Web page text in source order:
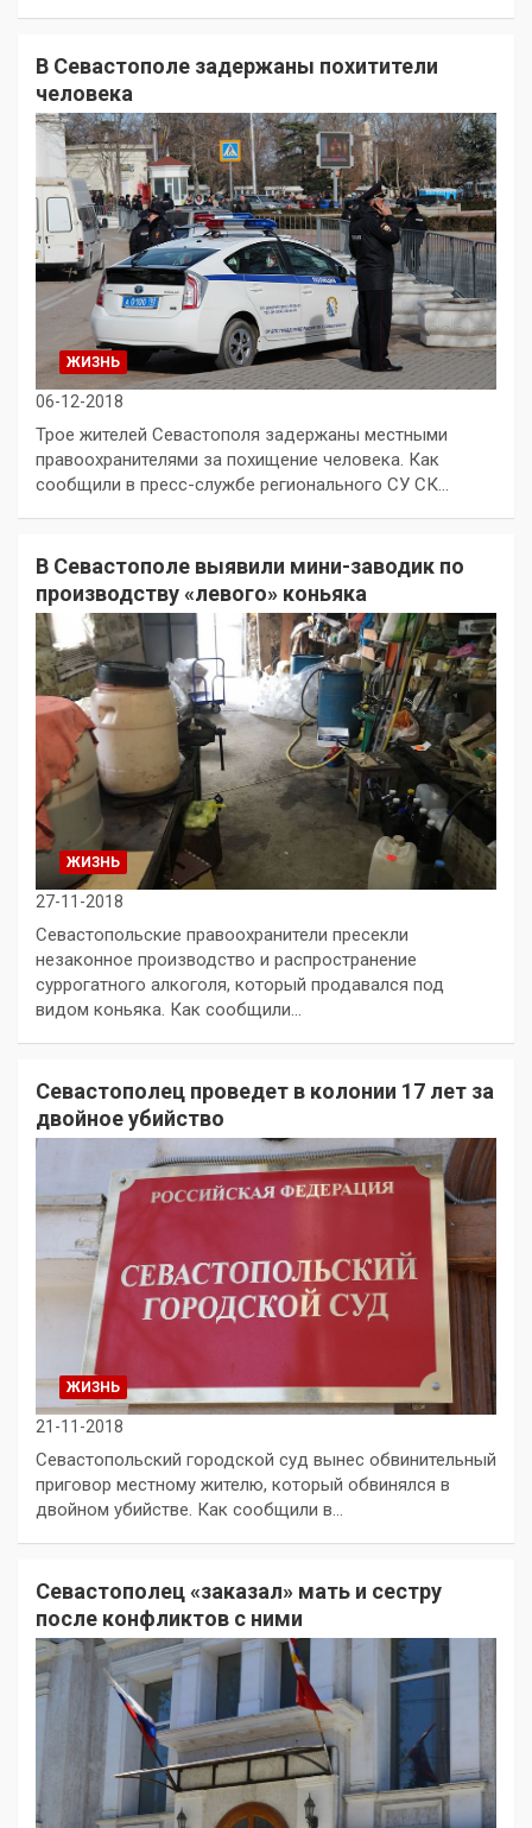
В Севастополе задержаны похитители
человека
ЖИЗНЬ
06-12-2018
Трое жителей Севастополя задержаны местными
правоохранителями за похищение человека. Как
сообщили в пресс-службе регионального СУ СК…
В Севастополе выявили мини-заводик по
производству «левого» коньяка
ЖИЗНЬ
27-11-2018
Севастопольские правоохранители пресекли
незаконное производство и распространение
суррогатного алкоголя, который продавался под
видом коньяка. Как сообщили…
Севастополец проведет в колонии 17 лет за
двойное убийство
ЖИЗНЬ
21-11-2018
Севастопольский городской суд вынес обвинительный
приговор местному жителю, который обвинялся в
двойном убийстве. Как сообщили в…
Севастополец «заказал» мать и сестру
после конфликтов с ними